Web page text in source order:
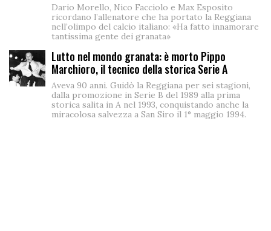
Dario Morello, Nico Facciolo e Max Esposito
ricordano l’allenatore che ha portato la Reggiana
nell’olimpo del calcio italiano: «Ha fatto innamorare
tantissima gente dei granata»
Lutto nel mondo granata: è morto Pippo
Marchioro, il tecnico della storica Serie A
Aveva 90 anni. Guidò la Reggiana per sei stagioni,
dalla promozione in Serie B del 1989 alla prima
storica salita in A nel 1993, conquistando anche la
miracolosa salvezza a San Siro il 1° maggio 1994.